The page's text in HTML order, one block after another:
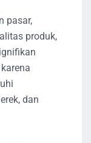
pasar,
produk,
dan